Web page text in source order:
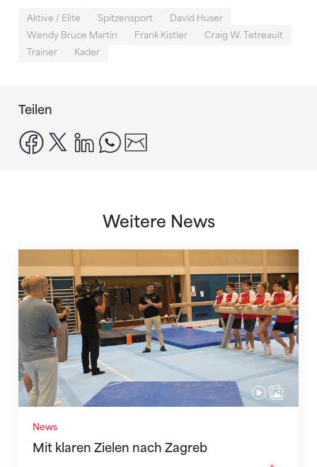
Aktive / Elite Spitzensport
David Huser
Wendy Bruce Martin
Frank Kistler
Craig W. Tetreault
Trainer
Kader
Teilen
facebook
x linkedinwhatsapp
Weitere News
News
Mit klaren Zielen nach Zagreb
Mit klaren Zielen nach Zagreb